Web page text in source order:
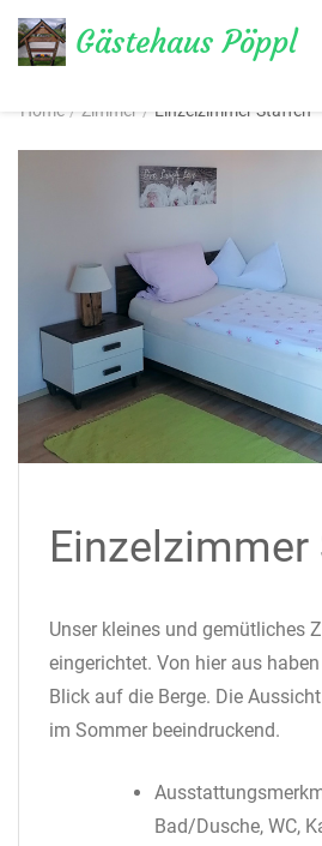
Gästehaus Pöppl
Home / Zimmer / Einzelzimmer Staffen
Unser kleines und gemütliches
eingerichtet. Von hier aus
Blick auf die Berge. Die
im Sommer beeindruckend.
Bad/Dusche, WC,